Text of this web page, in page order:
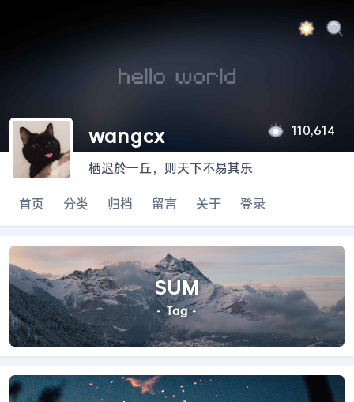
wangcx
栖迟於一丘，则天下不易其乐
110,614
首页 分类 归档 留言 关于 登录
SUM
- Tag -